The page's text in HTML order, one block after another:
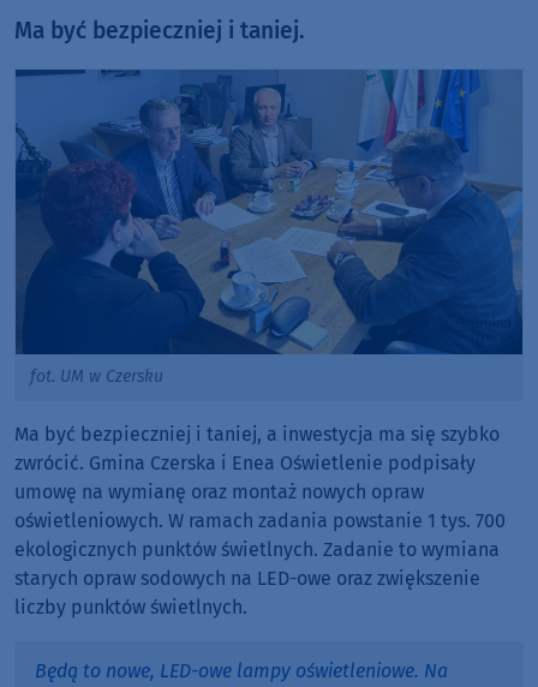
Ma być bezpieczniej i taniej.
fot. UM w Czersku
Ma być bezpieczniej i taniej, a inwestycja ma się szybko
zwrócić. Gmina Czerska i Enea Oświetlenie podpisały
umowę na wymianę oraz montaż nowych opraw
oświetleniowych. W ramach zadania powstanie 1 tys. 700
ekologicznych punktów świetlnych. Zadanie to wymiana
starych opraw sodowych na LED-owe oraz zwiększenie
liczby punktów świetlnych.
Będą to nowe, LED-owe lampy oświetleniowe. Na